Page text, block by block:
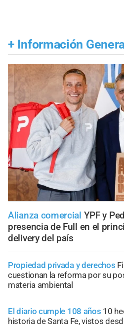
+ Información
Alianza comercial YPF y
presencia de Full en el
delivery del país
Propiedad privada y derechos
cuestionan la reforma por su
materia ambiental
El diario cumple 108 años 10
historia de Santa Fe, vistos